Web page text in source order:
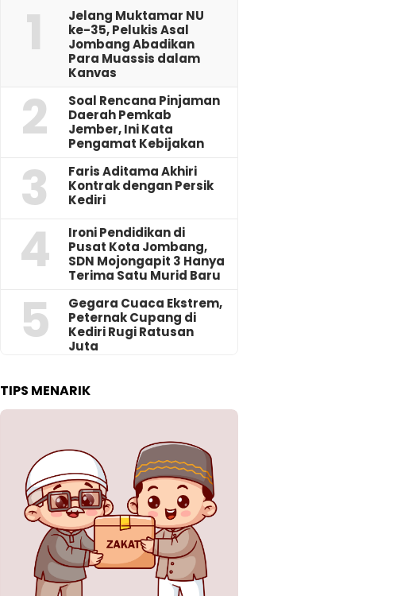
1
Jelang Muktamar NU
ke-35, Pelukis Asal
Jombang Abadikan
Para Muassis dalam
Kanvas
2
‎Soal Rencana Pinjaman
Daerah Pemkab
Jember, Ini Kata
Pengamat Kebijakan ‎
3
Faris Aditama Akhiri
Kontrak dengan Persik
Kediri
4
Ironi Pendidikan di
Pusat Kota Jombang,
SDN Mojongapit 3 Hanya
Terima Satu Murid Baru
5
‎Gegara Cuaca Ekstrem,
Peternak Cupang di
Kediri Rugi Ratusan
Juta
TIPS MENARIK